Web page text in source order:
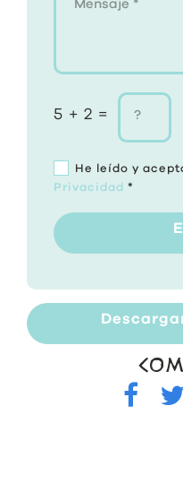
5 + 2 =
He leído y
Privacidad *